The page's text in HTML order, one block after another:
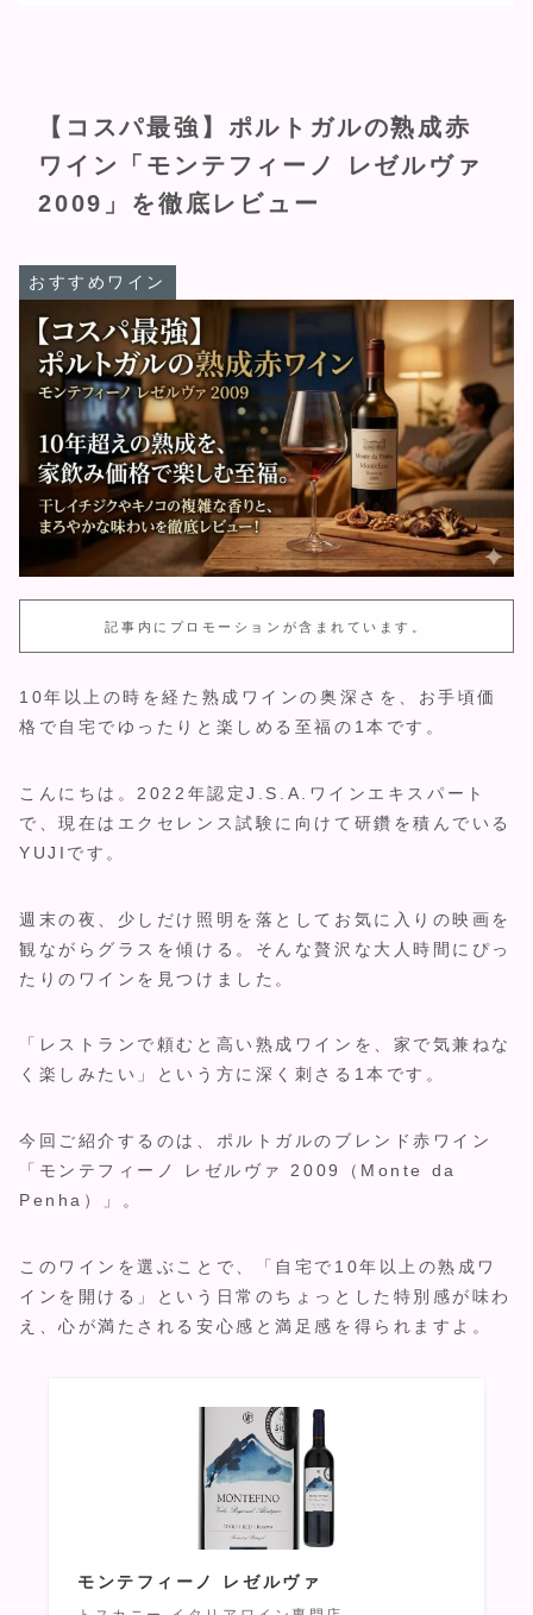
【コスパ最強】ポルトガルの熟成赤
ワイン「モンテフィーノ レゼルヴァ
2009」を徹底レビュー
おすすめワイン
記事内にプロモーションが含まれています。
10年以上の時を経た熟成ワインの奥深さを、お手頃価
格で自宅でゆったりと楽しめる至福の1本です。
こんにちは。2022年認定J.S.A.ワインエキスパート
で、現在はエクセレンス試験に向けて研鑽を積んでいる
YUJIです。
週末の夜、少しだけ照明を落としてお気に入りの映画を
観ながらグラスを傾ける。そんな贅沢な大人時間にぴっ
たりのワインを見つけました。
「レストランで頼むと高い熟成ワインを、家で気兼ねな
く楽しみたい」という方に深く刺さる1本です。
今回ご紹介するのは、ポルトガルのブレンド赤ワイン
「モンテフィーノ レゼルヴァ 2009（Monte da
Penha）」。
このワインを選ぶことで、「自宅で10年以上の熟成ワ
インを開ける」という日常のちょっとした特別感が味わ
え、心が満たされる安心感と満足感を得られますよ。
モンテフィーノ レゼルヴァ